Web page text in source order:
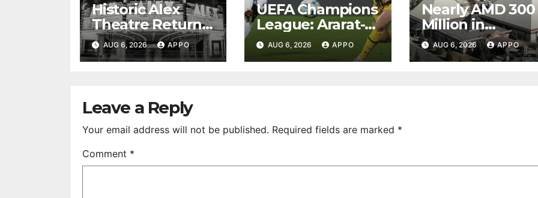
Historic Alex
Theatre Returns
to First-Run
Feature Films
AUG 6, 2026 APPO
UEFA Champions
League: Ararat-
Armenia Secure
Convincing
AUG 6, 2026 APPO
Nearly AMD 300
Million in
Undeclared
Turnover
AUG 6, 2026 APPO
Leave a Reply
Your email address will not be published. Required fields are marked *
Comment *